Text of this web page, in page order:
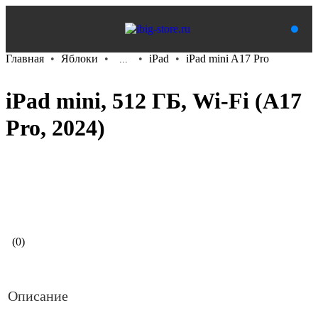
Главная Яблоки ... iPad iPad mini A17 Pro
iPad mini, 512 ГБ, Wi-Fi (A17
Pro, 2024)
(0)
Описание